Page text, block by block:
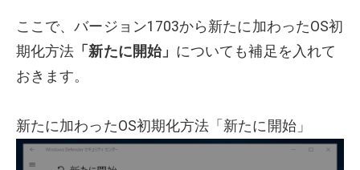
ここで、バージョン1703から新たに加わったOS初
期化方法 「新たに開始」 についても補足を入れて
おきます。
新たに加わったOS初期化方法「新たに開始」